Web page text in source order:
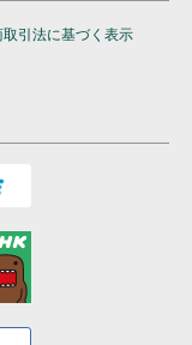
取引法に基づく表示